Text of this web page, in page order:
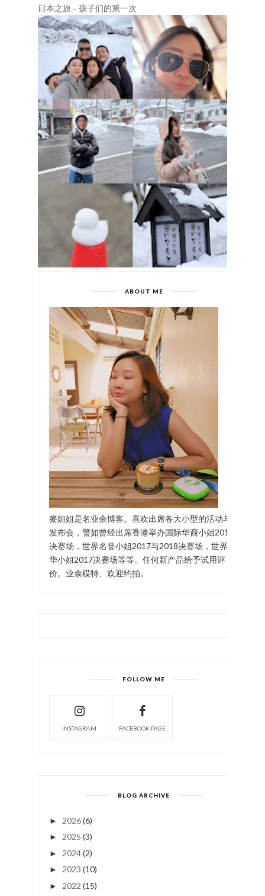
日本之旅 - 孩子们的第一次
ABOUT ME
麥姐姐是名业余博客。喜欢出席各大小型的活动与
发布会，譬如曾经出席香港举办国际华裔小姐2017
决赛场，世界名誉小姐2017与2018决赛场，世界中
华小姐2017决赛场等等。任何新产品给予试用评
价。业余模特、欢迎约拍。
FOLLOW ME
INSTAGRAM FACEBOOK PAGE
BLOG ARCHIVE
► 2026(6)
► 2025 (3)
► 2024(2)
► 2023 (10)
► 2022 (15)